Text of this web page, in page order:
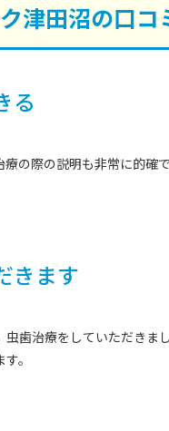
津田沼の口コ
る
の際の説明も非常に的
きます
歯治療をしていただき
。